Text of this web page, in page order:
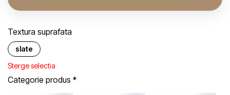
Textura suprafata
slate
Sterge selectia
Categorie produs *